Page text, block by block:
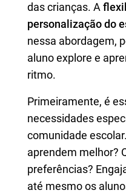
das crianças. A
personalização do
nessa abordagem,
aluno explore e
ritmo.
Primeiramente, é
necessidades
comunidade
aprendem melhor?
preferências?
até mesmo os